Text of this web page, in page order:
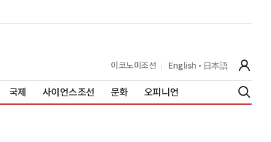
이코노미조선 English 日本語
국제 사이언스조선 문화 오피니언